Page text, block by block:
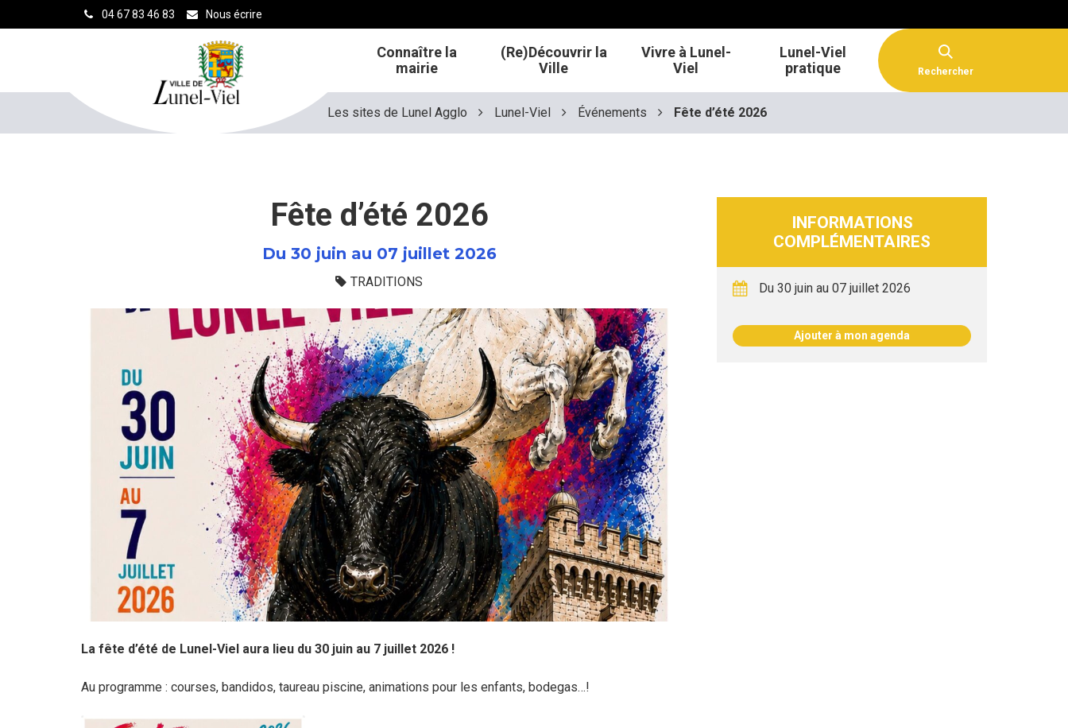
04 67 83 46 83 Nous écrire
Connaître la
mairie
(Re)Découvrir la
Ville
Vivre à Lunel-
Viel
Lunel-Viel
pratique
Rechercher
Les sites de Lunel Agglo Lunel-Viel Événements Fête d’été 2026
Fête d’été 2026
Du 30 juin au 07 juillet 2026
TRADITIONS
La fête d’été de Lunel-Viel aura lieu du 30 juin au 7 juillet 2026 !
Au programme : courses, bandidos, taureau piscine, animations pour les enfants, bodegas…!
INFORMATIONS
COMPLÉMENTAIRES
Du 30 juin au 07 juillet 2026
Ajouter à mon agenda